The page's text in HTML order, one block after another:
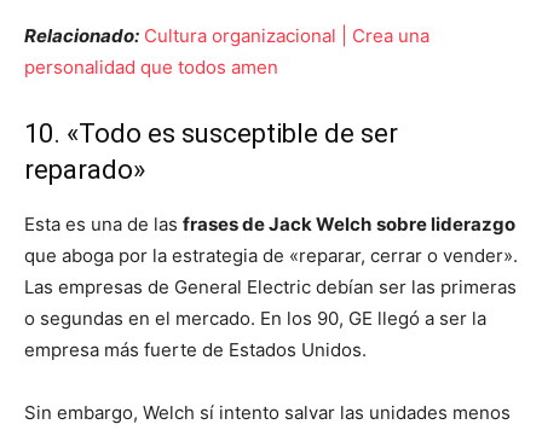
Relacionado: Cultura organizacional | Crea una
personalidad que todos amen
10. «Todo es susceptible de ser
reparado»
Esta es una de las frases de Jack Welch sobre liderazgo
que aboga por la estrategia de «reparar, cerrar o vender».
Las empresas de General Electric debían ser las primeras
o segundas en el mercado. En los 90, GE llegó a ser la
empresa más fuerte de Estados Unidos.
Sin embargo, Welch sí intento salvar las unidades menos